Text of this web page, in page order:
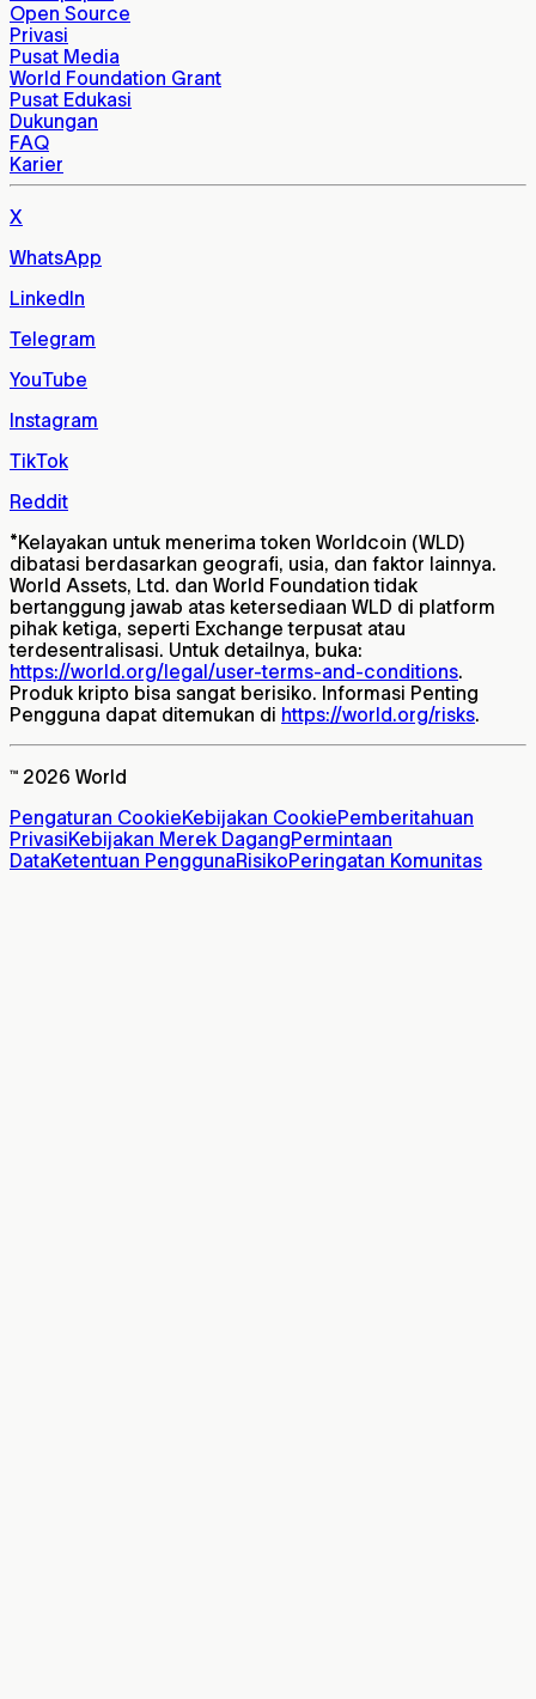
Open Source
Privasi
Pusat Media
World Foundation Grant
Pusat Edukasi
Dukungan
FAQ
Karier
X
WhatsApp
LinkedIn
Telegram
YouTube
Instagram
TikTok
Reddit
*Kelayakan untuk menerima token Worldcoin (WLD)
dibatasi berdasarkan geografi, usia, dan faktor lainnya.
World Assets, Ltd. dan World Foundation tidak
bertanggung jawab atas ketersediaan WLD di platform
pihak ketiga, seperti Exchange terpusat atau
terdesentralisasi. Untuk detailnya, buka:
https://world.org/legal/user-terms-and-conditions.
Produk kripto bisa sangat berisiko. Informasi Penting
Pengguna dapat ditemukan di https://world.org/risks.
™ 2026 World
Pengaturan CookieKebijakan CookiePemberitahuan
PrivasiKebijakan Merek DagangPermintaan
DataKetentuan PenggunaRisikoPeringatan Komunitas